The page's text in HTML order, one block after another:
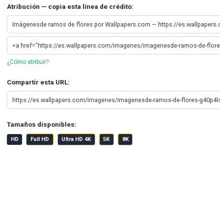
Atribución — copia esta línea de crédito:
¿Cómo atribuir?
Compartir esta URL:
Tamaños disponibles:
HD Full HD Ultra HD 4K 5K 8K